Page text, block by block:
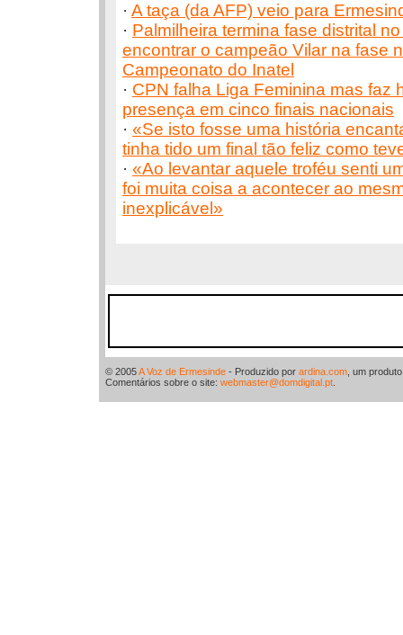
· A taça (da AFP) veio para
· Palmilheira termina fase distrital
encontrar o campeão Vilar na fase
Campeonato do Inatel
· CPN falha Liga Feminina mas faz
presença em cinco finais nacionais
· «Se isto fosse uma história
tinha tido um final tão feliz como
· «Ao levantar aquele troféu senti
foi muita coisa a acontecer ao
inexplicável»
© 2005A Voz de Ermesinde - Produzido por ardina.com , um
Comentários sobre o site: webmaster@domdigital.pt